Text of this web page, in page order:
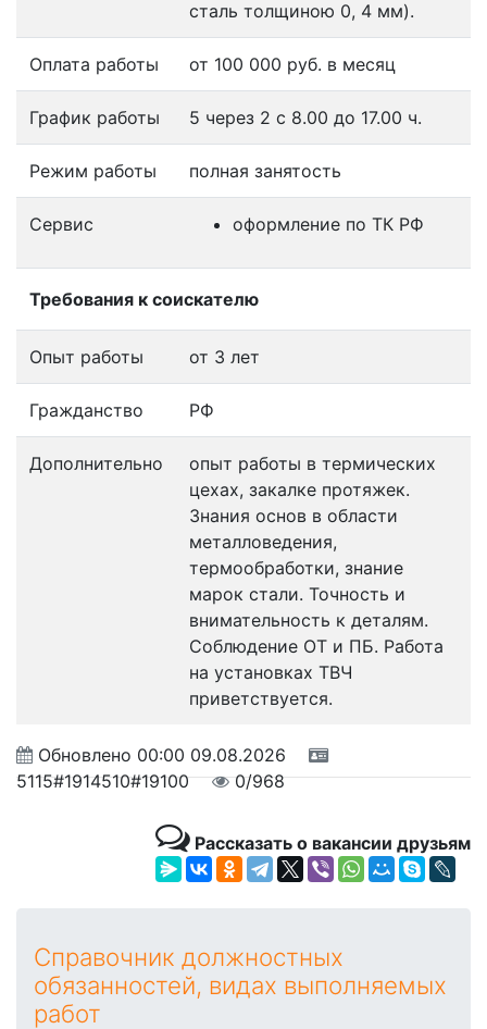
сталь толщиною 0, 4 мм).
Оплата работы от 100 000 руб. в месяц
График работы 5 через 2 с 8.00 до 17.00 ч.
Режим работы полная занятость
Сервис оформление по ТК РФ
Требования к соискателю
Опыт работы от 3 лет
Гражданство РФ
Дополнительно
опыт работы в термических
цехах, закалке протяжек.
Знания основ в области
металловедения,
термообработки, знание
марок стали. Точность и
внимательность к деталям.
Соблюдение ОТ и ПБ. Работа
на установках ТВЧ
приветствуется.
Обновлено 00:00 09.08.2026
5115#1914510#19100
0/968
Рассказать о вакансии друзьям
Справочник должностных
обязанностей, видах выполняемых
работ